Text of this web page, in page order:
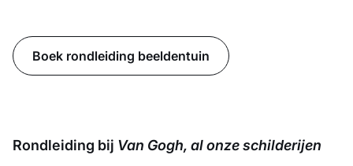
Boek rondleiding beeldentuin
Rondleiding bij Van Gogh, al onze schilderijen